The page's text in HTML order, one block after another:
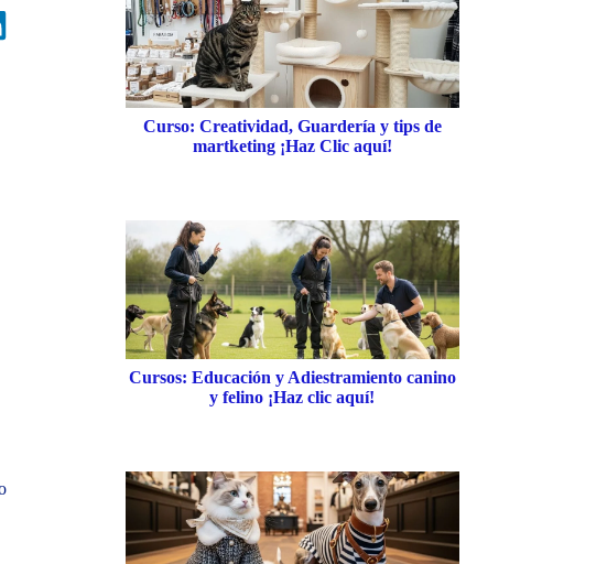
Curso: Creatividad, Guardería y tips de
martketing ¡Haz Clic aquí!
Cursos: Educación y Adiestramiento canino
y felino ¡Haz clic aquí!